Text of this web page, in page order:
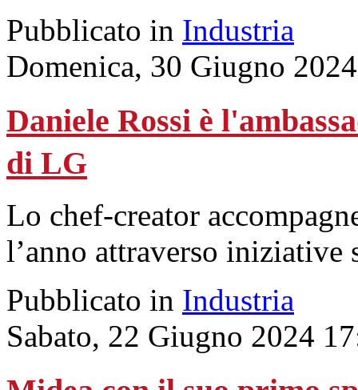
Pubblicato in Industria
Domenica, 30 Giugno
Daniele Rossi è
di LG
Lo chef-creator
l’anno attraverso
Pubblicato in Industria
Sabato, 22 Giugno 2024